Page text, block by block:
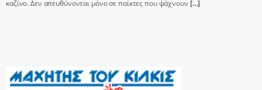
καζίνο. Δεν απευθύνονται μόνο σε παίκτες που ψάχνουν […]